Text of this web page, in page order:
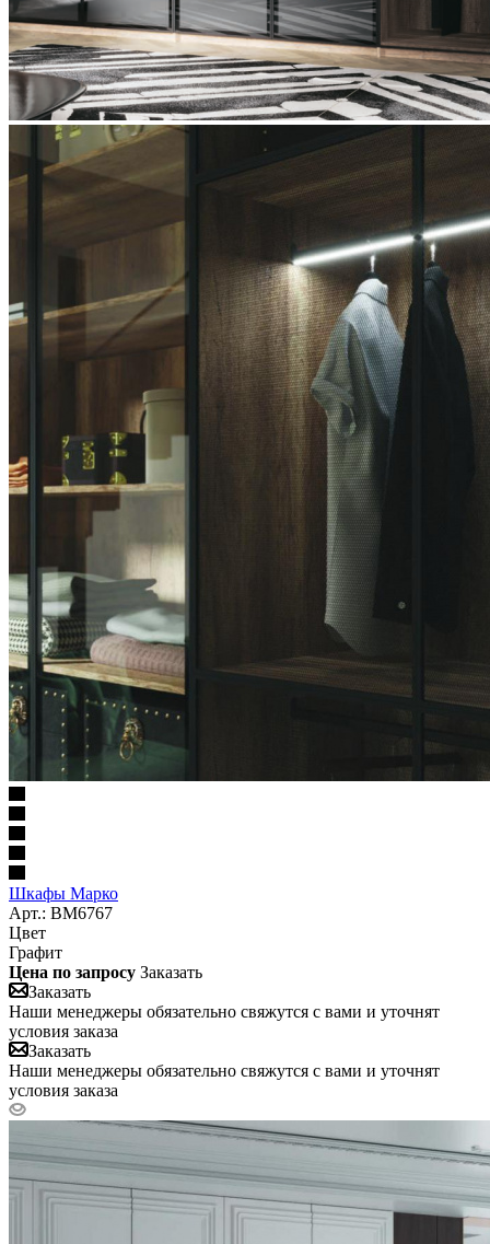
Шкафы Марко
Арт.: BM6767
Цвет
Графит
Цена по запросу Заказать
Заказать
Наши менеджеры обязательно свяжутся с вами и уточнят
условия заказа
Заказать
Наши менеджеры обязательно свяжутся с вами и уточнят
условия заказа